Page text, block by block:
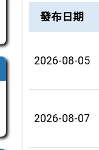
新聞列表
發布日期
2026-08-05
2026-08-07